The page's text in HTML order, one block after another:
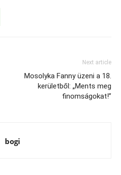
Next article
Mosolyka Fanny üzeni a 18.
kerületből: „Ments meg
finomságokat!”
bogi